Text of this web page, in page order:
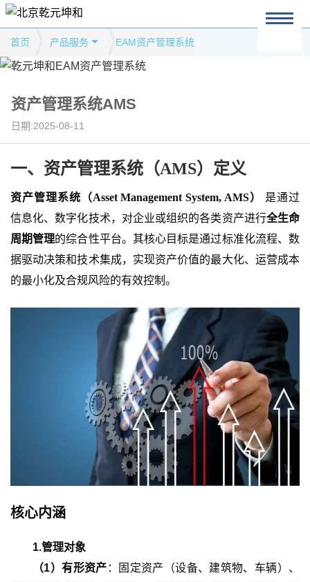
首页 产品服务 EAM资产管理系统
资产管理系统AMS
日期:2025-08-11
一、资产管理系统（AMS）定义
资产管理系统（Asset Management System, AMS）
是通过
信息化、数字化技术，对企业或组织的各类资产进行全生命
周期管理的综合性平台。其核心目标是通过标准化流程、数
据驱动决策和技术集成，实现资产价值的最大化、运营成本
的最小化及合规风险的有效控制。
核心内涵
1.管理对象
（1）有形资产 ：固定资产（设备、建筑物、车辆）、